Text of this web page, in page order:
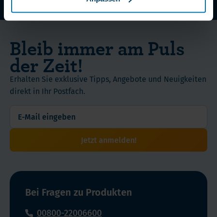
Fachkundiger und Rascher Kundenservice
Bleib immer am Puls
der Zeit!
Erhalten Sie exklusive Tipps, Angebote und Neuigkeiten
direkt in Ihr Postfach.
Jetzt anmelden!
Bei Fragen zu Produkten
00800-22006600